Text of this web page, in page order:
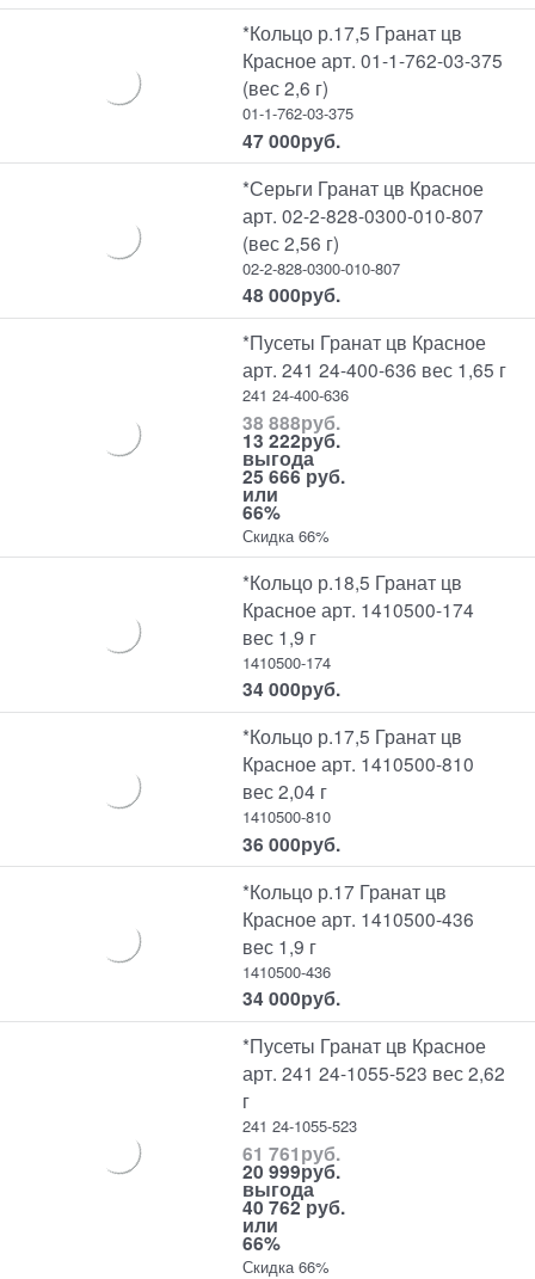
*Кольцо р.17,5 Гранат цв
Красное арт. 01-1-762-03-375
(вес 2,6 г)
01-1-762-03-375
47 000руб.
*Серьги Гранат цв Красное
арт. 02-2-828-0300-010-807
(вес 2,56 г)
02-2-828-0300-010-807
48 000руб.
*Пусеты Гранат цв Красное
арт. 241 24-400-636 вес 1,65 г
241 24-400-636
38 888руб.
13 222руб.
выгода
25 666 руб.
или
66%
Скидка 66%
*Кольцо р.18,5 Гранат цв
Красное арт. 1410500-174
вес 1,9 г
1410500-174
34 000руб.
*Кольцо р.17,5 Гранат цв
Красное арт. 1410500-810
вес 2,04 г
1410500-810
36 000руб.
*Кольцо р.17 Гранат цв
Красное арт. 1410500-436
вес 1,9 г
1410500-436
34 000руб.
*Пусеты Гранат цв Красное
арт. 241 24-1055-523 вес 2,62
г
241 24-1055-523
61 761руб.
20 999руб.
выгода
40 762 руб.
или
66%
Скидка 66%